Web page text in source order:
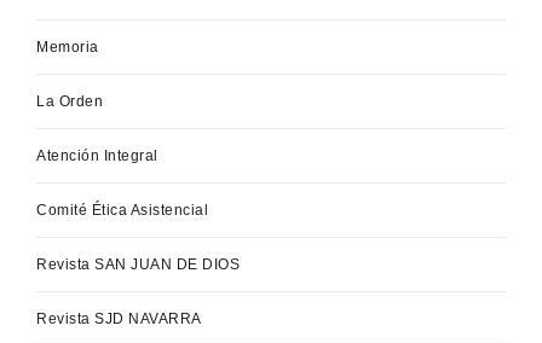
Memoria
La Orden
Atención Integral
Comité Ética Asistencial
Revista SAN JUAN DE DIOS
Revista SJD NAVARRA